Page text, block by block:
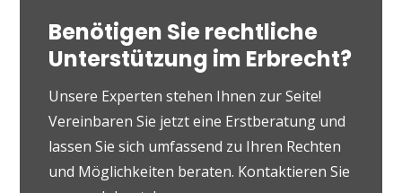
Benötigen Sie rechtliche
Unterstützung im Erbrecht?
Unsere Experten stehen Ihnen zur Seite!
Vereinbaren Sie jetzt eine Erstberatung und
lassen Sie sich umfassend zu Ihren Rechten
und Möglichkeiten beraten. Kontaktieren Sie